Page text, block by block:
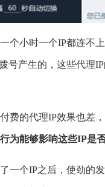
个小时一个IP都连不
号产生的，这些代理
费的代理IP效果也差
为能够影响这些IP是否
一个IP之后，使劲的